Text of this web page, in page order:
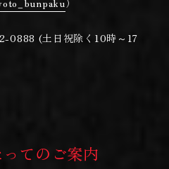
）
(土日祝除く10時～17
てのご案内